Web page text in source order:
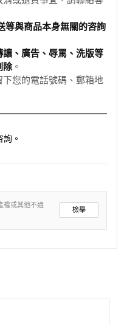
等與商品本身無關的咨詢
讓、廣告、辱罵、洗版等
除。
您的電話號碼、郵箱地
詢。
權或其他不適
檢舉